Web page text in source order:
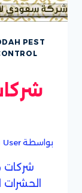
PEST
بواسطة